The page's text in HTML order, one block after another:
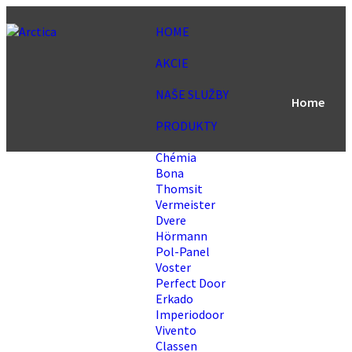
HOME
AKCIE
NAŠE SLUŽBY
PRODUKTY
Chémia
Bona
Thomsit
Vermeister
Dvere
Hörmann
Pol-Panel
Voster
Perfect Door
Erkado
Imperiodoor
Vivento
Classen
Home